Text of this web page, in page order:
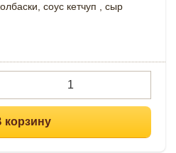
соус кетчуп , сыр